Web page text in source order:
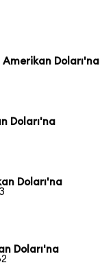
Doları'na
Doları'na
Doları'na
Doları'na